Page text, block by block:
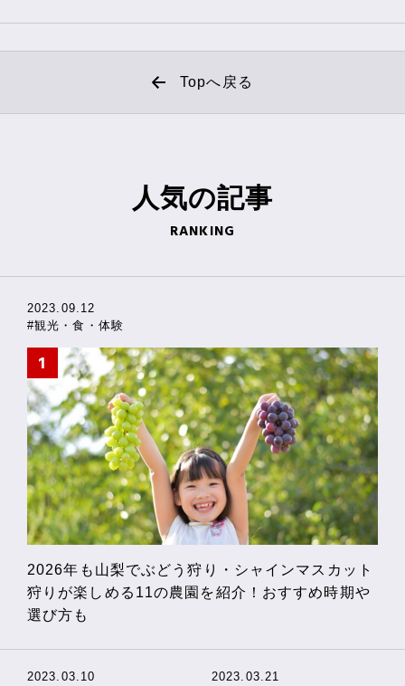
Topへ戻る
人気の記事
RANKING
2023.09.12
#観光・食・体験
2026年も山梨でぶどう狩り・シャインマスカット
狩りが楽しめる11の農園を紹介！おすすめ時期や
選び方も
2023.03.10
2023.03.21